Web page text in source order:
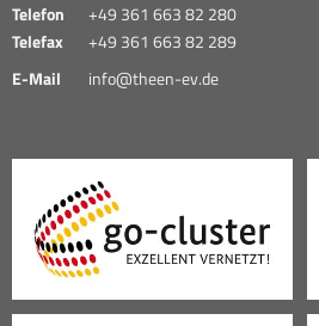
Telefon
+49 361 663 82 280
Telefax
+49 361 663 82 289
E-Mail
info@theen-ev.de